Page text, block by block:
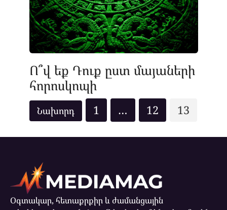
Ո՞վ եք Դուք ըստ մայաների
հորոսկոպի
Posts
pagination
1 … 12 13
Օգտակար, հետաքրքիր և ժամանցային